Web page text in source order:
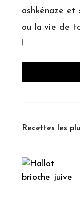
ashkénaze et
ou la vie de
!
Recettes les